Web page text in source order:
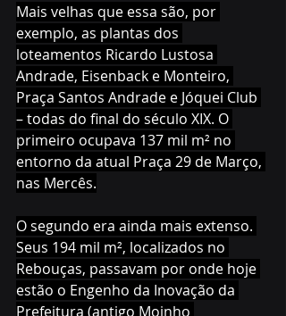
Mais velhas que essa são, por
exemplo, as plantas dos
loteamentos Ricardo Lustosa
Andrade, Eisenback e Monteiro,
Praça Santos Andrade e Jóquei Club
– todas do final do século XIX. O
primeiro ocupava 137 mil m² no
entorno da atual Praça 29 de Março,
nas Mercês.
O segundo era ainda mais extenso.
Seus 194 mil m², localizados no
Rebouças, passavam por onde hoje
estão o Engenho da Inovação da
Prefeitura (antigo Moinho